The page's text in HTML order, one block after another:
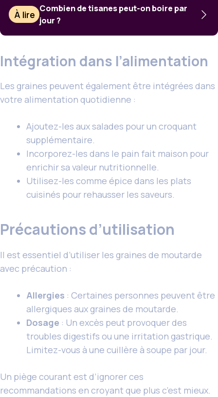
À lire
Combien de tisanes peut-on boire par
jour ?
Intégration dans l’alimentation
Les graines peuvent également être intégrées dans
votre alimentation quotidienne :
Ajoutez-les aux salades pour un croquant
supplémentaire.
Incorporez-les dans le pain fait maison pour
enrichir sa valeur nutritionnelle.
Utilisez-les comme épice dans les plats
cuisinés pour rehausser les saveurs.
Précautions d’utilisation
Il est essentiel d’utiliser les graines de moutarde
avec précaution :
Allergies : Certaines personnes peuvent être
allergiques aux graines de moutarde.
Dosage : Un excès peut provoquer des
troubles digestifs ou une irritation gastrique.
Limitez-vous à une cuillère à soupe par jour.
Un piège courant est d’ignorer ces
recommandations en croyant que plus c’est mieux.